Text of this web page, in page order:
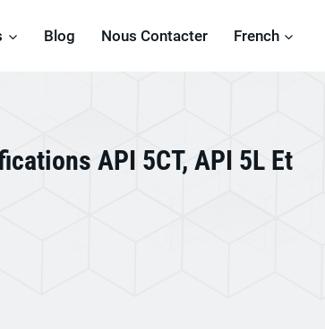
Blog Nous Contacter French
API 5CT, API 5L Et